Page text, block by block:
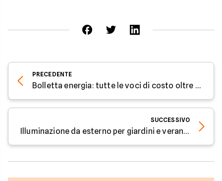
PRECEDENTE
Bolletta energia: tutte le voci di costo oltre ai consumi
SUCCESSIVO
Illuminazione da esterno per giardini e verande: come scegliere il sistema più efficiente ed economico